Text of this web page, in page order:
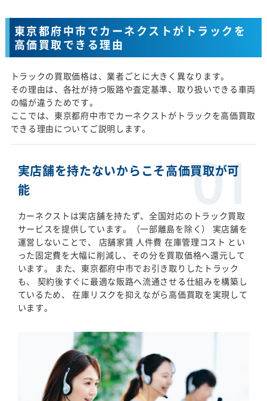
東京都府中市でカーネクストがトラックを
高価買取できる理由
トラックの買取価格は、業者ごとに大きく異なります。
その理由は、各社が持つ販路や査定基準、取り扱いできる車両
の幅が違うためです。
ここでは、東京都府中市でカーネクストがトラックを高価買取
できる理由についてご説明します。
実店舗を持たないからこそ高価買取が可
能
カーネクストは実店舗を持たず、全国対応のトラック買取
サービスを提供しています。（一部離島を除く） 実店舗を
運営しないことで、 店舗家賃 人件費 在庫管理コスト とい
った固定費を大幅に削減し、その分を買取価格へ還元して
います。 また、東京都府中市でお引き取りしたトラック
も、 契約後すぐに最適な販路へ流通させる仕組みを構築し
ているため、 在庫リスクを抑えながら高価買取を実現して
います。